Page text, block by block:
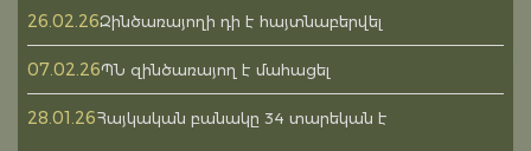
26.02.26Զինծառայողի դի է հայտնաբերվել
07.02.26ՊՆ զինծառայող է մահացել
28.01.26Հայկական բանակը 34 տարեկան է